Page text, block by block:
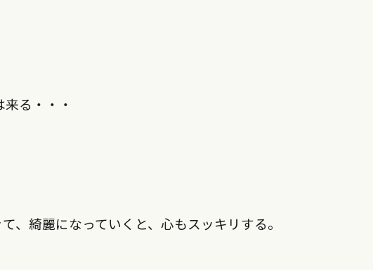
る・・・
、綺麗になっていくと、心もスッキリする。